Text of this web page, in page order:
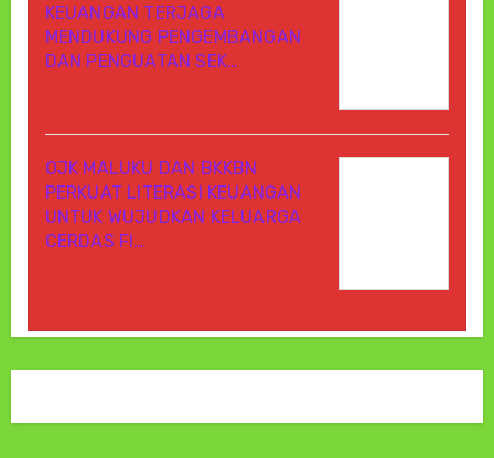
KEUANGAN TERJAGA
MENDUKUNG PENGEMBANGAN
DAN PENGUATAN SEK…
OJK MALUKU DAN BKKBN
PERKUAT LITERASI KEUANGAN
UNTUK WUJUDKAN KELUARGA
CERDAS FI…